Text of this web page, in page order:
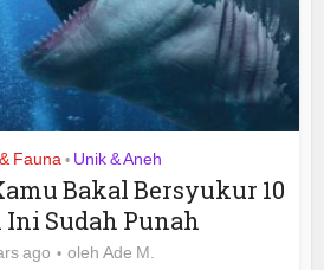
Fauna • Unik & Aneh
Bakal Bersyukur 10
Ini Sudah Punah
ago oleh Ade M.